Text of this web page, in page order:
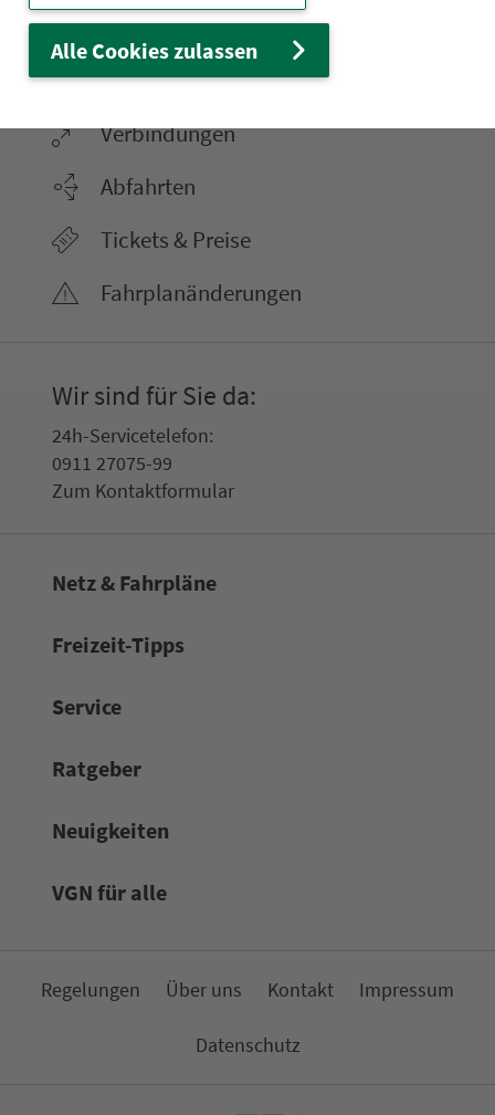
22.000 Qua­drat­ki­lo­me­ter. 130 Ver­kehrs­un­
ter­neh­men. 1.100 Linien. Eine Fahr­kar­te.
Ver­bin­dungen
Abfahrten
Tickets & Preise
Fahr­plan­ände­rungen
Wir sind für Sie da:
24h-Ser­vice­te­le­fon:
0911 27075-99
Zum Kon­taktformular
Netz & Fahrpläne
Frei­zeit-Tipps
Service
Rat­ge­ber
Neuigkeiten
VGN für alle
Re­ge­lungen Über uns Kon­takt Impressum
Da­ten­schutz
Alle Cookies zulassen